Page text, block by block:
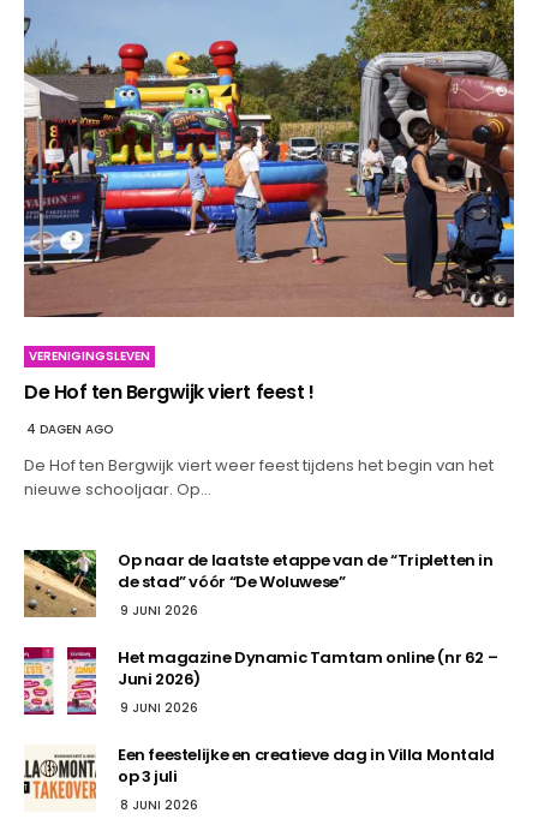
VERENIGINGSLEVEN
De Hof ten Bergwijk viert feest !
4 DAGEN AGO
De Hof ten Bergwijk viert weer feest tijdens het begin van het
nieuwe schooljaar. Op…
Op naar de laatste etappe van de “Tripletten in
de stad” vóór “De Woluwese”
9 JUNI 2026
Het magazine Dynamic Tamtam online (nr 62 –
Juni 2026)
9 JUNI 2026
Een feestelijke en creatieve dag in Villa Montald
op 3 juli
8 JUNI 2026